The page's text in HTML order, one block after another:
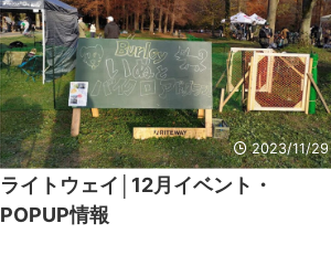
2023/11/29
ライトウェイ│12月イベント・
POPUP情報